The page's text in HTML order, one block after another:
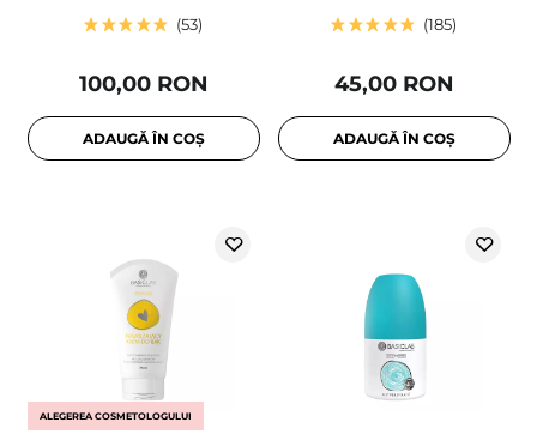
53
100,00 RON
ADAUGĂ ÎN COȘ
185
45,00 RON
ADAUGĂ ÎN COȘ
ALEGEREA COSMETOLOGULUI